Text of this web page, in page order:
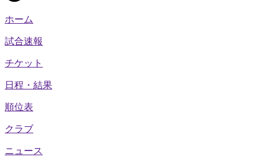
ホーム
試合速報
チケット
日程・結果
順位表
クラブ
ニュース